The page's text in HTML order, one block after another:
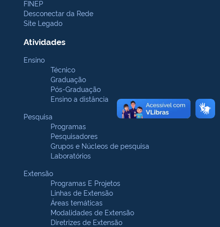
FINEP
Desconectar da Rede
Site Legado
Atividades
Ensino
Técnico
Graduação
Pós-Graduação
Ensino a distância
Pesquisa
Programas
Pesquisadores
Grupos e Núcleos de pesquisa
Laboratórios
Extensão
Programas E Projetos
Linhas de Extensão
Áreas temáticas
Modalidades de Extensão
Diretrizes de Extensão